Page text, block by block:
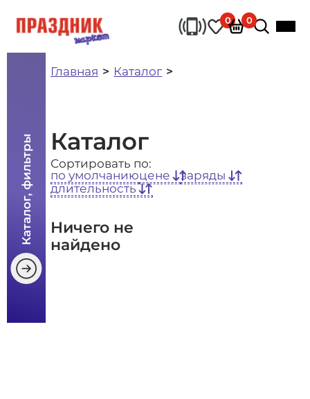
0 0
Главная Каталог
Каталог, фильтры Каталог
Сортировать по:
по умолчаниюцене
заряды
длительность
Ничего не
найдено